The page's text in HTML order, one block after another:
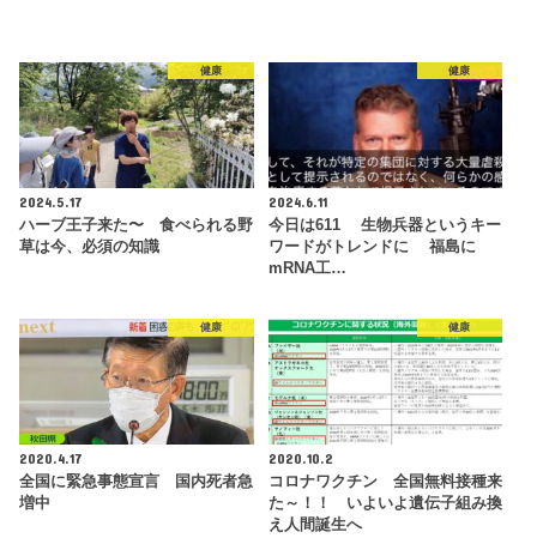
健康
2024.5.17
ハーブ王子来た〜 食べられる野
草は今、必須の知識
健康
2024.6.11
今日は611 生物兵器というキー
ワードがトレンドに 福島に
mRNA工…
健康
2020.4.17
全国に緊急事態宣言 国内死者急
増中
健康
2020.10.2
コロナワクチン 全国無料接種来
た～！！ いよいよ遺伝子組み換
え人間誕生へ